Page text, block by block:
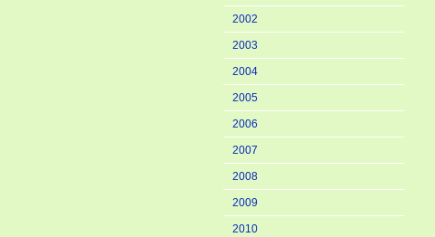
2002
2003
2004
2005
2006
2007
2008
2009
2010